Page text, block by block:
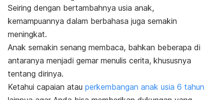
Seiring dengan bertambahnya usia anak,
kemampuannya dalam berbahasa juga semakin
meningkat.
Anak semakin senang membaca, bahkan beberapa di
antaranya menjadi gemar menulis cerita, khususnya
tentang dirinya.
Ketahui capaian atau perkembangan anak usia 6 tahun